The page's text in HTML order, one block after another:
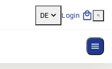
DE Login